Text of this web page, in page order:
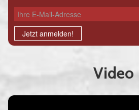
Ihre E-Mail-Adresse
Jetzt anmelden!
Video